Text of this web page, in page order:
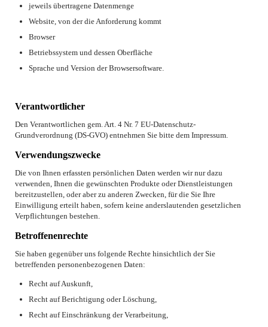
jeweils übertragene Datenmenge
Website, von der die Anforderung kommt
Browser
Betriebssystem und dessen Oberfläche
Sprache und Version der Browsersoftware.
Verantwortlicher
Den Verantwortlichen gem. Art. 4 Nr. 7 EU-Datenschutz-
Grundverordnung (DS-GVO) entnehmen Sie bitte dem Impressum.
Verwendungszwecke
Die von Ihnen erfassten persönlichen Daten werden wir nur dazu
verwenden, Ihnen die gewünschten Produkte oder Dienstleistungen
bereitzustellen, oder aber zu anderen Zwecken, für die Sie Ihre
Einwilligung erteilt haben, sofern keine anderslautenden gesetzlichen
Verpflichtungen bestehen.
Betroffenenrechte
Sie haben gegenüber uns folgende Rechte hinsichtlich der Sie
betreffenden personenbezogenen Daten:
Recht auf Auskunft,
Recht auf Berichtigung oder Löschung,
Recht auf Einschränkung der Verarbeitung,